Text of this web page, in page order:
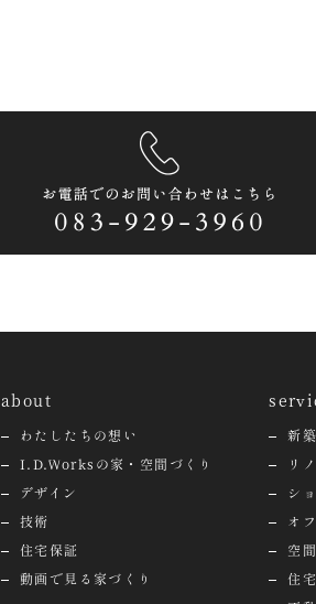
about
わたしたちの想い
I.D.Worksの家・空間づくり
デザイン
技術
住宅保証
動画で見る家づくり
新
リ
シ
オ
空
住